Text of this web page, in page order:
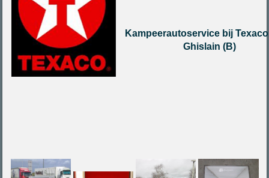
Kampeerautoservice bij
Ghislain (B)